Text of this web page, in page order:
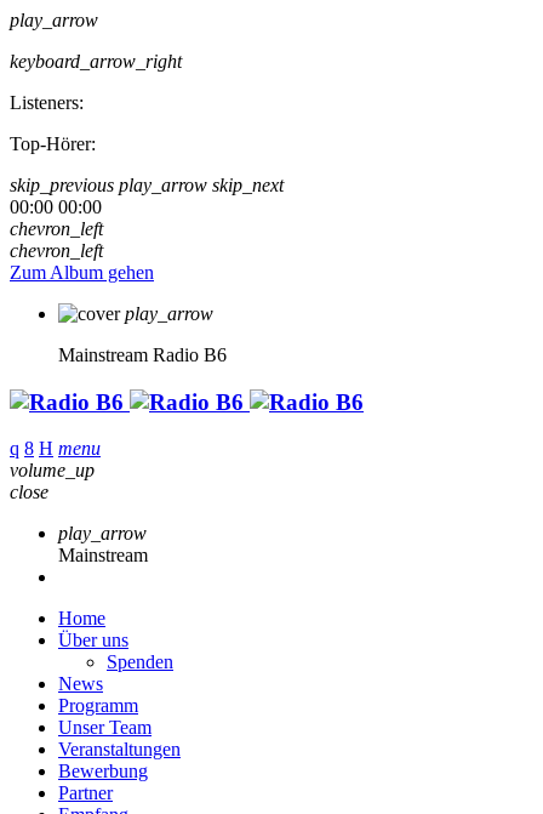
play_arrow
keyboard_arrow_right
Listeners:
Top-Hörer:
skip_previous play_arrow skip_next
00:00 00:00
chevron_left
chevron_left
Zum Album gehen
play_arrow
Mainstream Radio B6
menu
volume_up
close
play_arrow
Mainstream
Home
Über uns
Spenden
News
Programm
Unser Team
Veranstaltungen
Bewerbung
Partner